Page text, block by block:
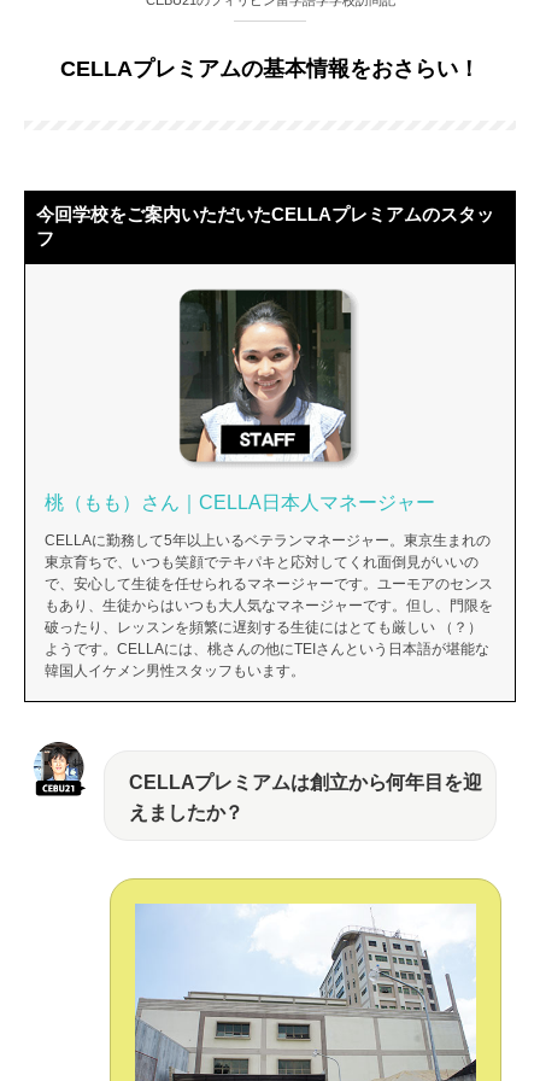
CELLAプレミアムの基本情報をおさらい！
今回学校をご案内いただいたCELLAプレミアムのスタッ
フ
桃（もも）さん｜CELLA日本人マネージャー
CELLAに勤務して5年以上いるベテランマネージャー。東京生まれの
東京育ちで、いつも笑顔でテキパキと応対してくれ面倒見がいいの
で、安心して生徒を任せられるマネージャーです。ユーモアのセンス
もあり、生徒からはいつも大人気なマネージャーです。但し、門限を
破ったり、レッスンを頻繁に遅刻する生徒にはとても厳しい （？）
ようです。CELLAには、桃さんの他にTEIさんという日本語が堪能な
韓国人イケメン男性スタッフもいます。
CELLAプレミアムは創立から何年目を迎
えましたか？